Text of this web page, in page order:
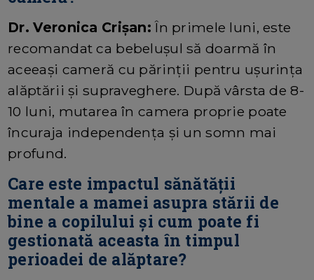
Dr. Veronica Crișan:În primele luni, este
recomandat ca bebelușul să doarmă în
aceeași cameră cu părinții pentru ușurința
alăptării și supraveghere. După vârsta de 8-
10 luni, mutarea în camera proprie poate
încuraja independența și un somn mai
profund.
Care este impactul sănătății
mentale a mamei asupra stării de
bine a copilului și cum poate fi
gestionată aceasta în timpul
perioadei de alăptare?